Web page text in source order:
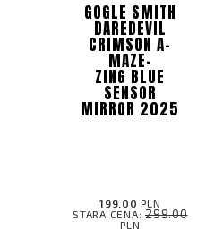
GOGLE SMITH
DAREDEVIL
CRIMSON A-
MAZE-
ZING BLUE
SENSOR
MIRROR 2025
199.00 PLN
STARA CENA: 299.00
PLN